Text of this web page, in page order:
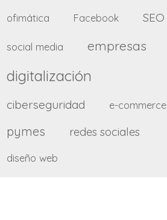
ofimática Facebook SEO
social media empresas
digitalización
ciberseguridad e-commerce
pymes redes sociales
diseño web